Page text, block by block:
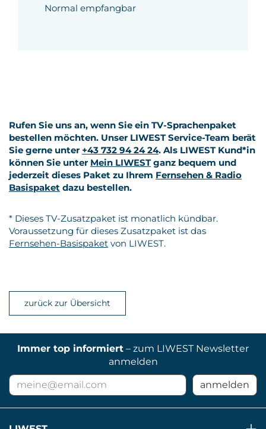
Normal empfangbar
Rufen Sie uns an, wenn Sie ein TV-Sprachenpaket
bestellen möchten. Unser LIWEST Service-Team berät
Sie gerne unter +43 732 94 24 24. Als LIWEST Kund*in
können Sie unter Mein LIWESTganz bequem und
jederzeit dieses Paket zu Ihrem Fernsehen & Radio
Basispaket dazu bestellen.
* Dieses TV-Zusatzpaket ist monatlich kündbar.
Voraussetzung für dieses Zusatzpaket ist das
Fernsehen-Basispaket von LIWEST.
zurück zur Übersicht
Immer top informiert – zum LIWEST Newsletter
anmelden
Mail
Adresse
anmelden